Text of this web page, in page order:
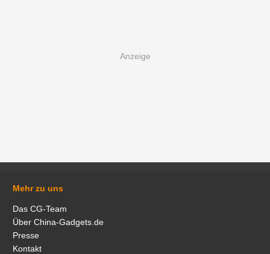
Mehr zu uns
Das CG-Team
Über China-Gadgets.de
Presse
Kontakt